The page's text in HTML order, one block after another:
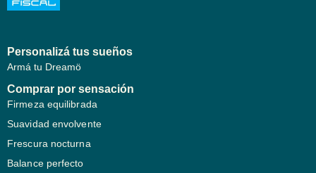
Personalizá tus sueños
Armá tu Dreamö
Comprar por sensación
Firmeza equilibrada
Suavidad envolvente
Frescura nocturna
Balance perfecto